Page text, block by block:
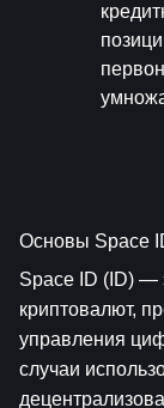
Основы Space
Space ID (ID) —
криптовалют,
управления
случаи